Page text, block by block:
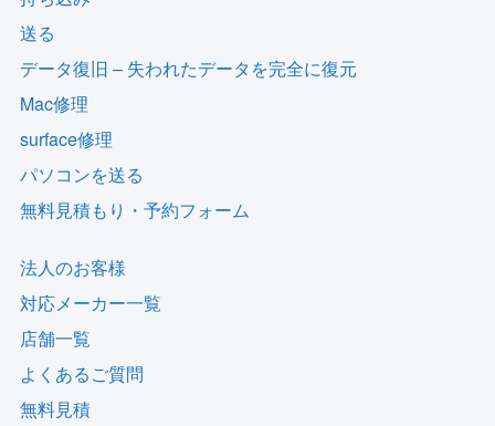
送る
データ復旧 – 失われたデータを完全に復元
Mac修理
surface修理
パソコンを送る
無料見積もり・予約フォーム
法人のお客様
対応メーカー一覧
店舗一覧
よくあるご質問
無料見積